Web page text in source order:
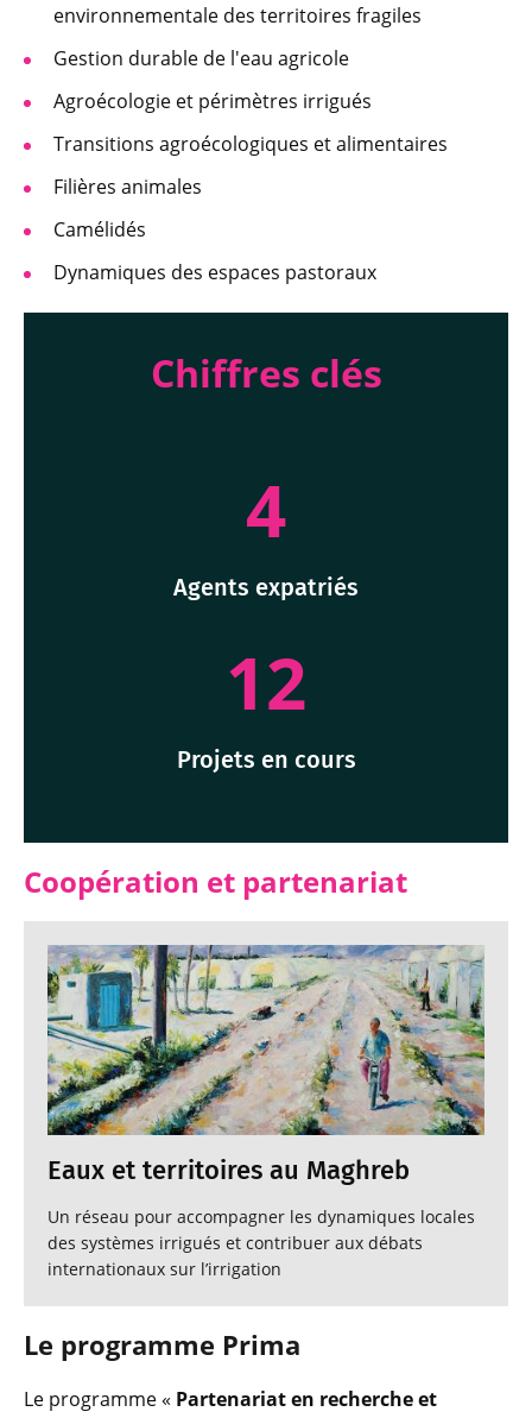
environnementale des territoires fragiles
Gestion durable de l'eau agricole
Agroécologie et périmètres irrigués
Transitions agroécologiques et alimentaires
Filières animales
Camélidés
Dynamiques des espaces pastoraux
Chiffres clés
4
Agents expatriés
12
Projets en cours
Coopération et partenariat
Eaux et territoires au Maghreb
Un réseau pour accompagner les dynamiques locales
des systèmes irrigués et contribuer aux débats
internationaux sur l’irrigation
Le programme Prima
Le programme « Partenariat en recherche et